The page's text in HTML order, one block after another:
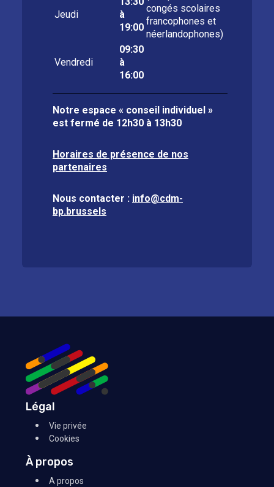
Jeudi
à
19:00
congés scolaires
francophones et
néerlandophones)
Vendredi
09:30
à
16:00
Notre espace « conseil individuel »
est fermé de 12h30 à 13h30
Horaires de présence de nos
partenaires
Nous contacter : info@cdm-
bp.brussels
Légal
Vie privée
Cookies
À propos
A propos